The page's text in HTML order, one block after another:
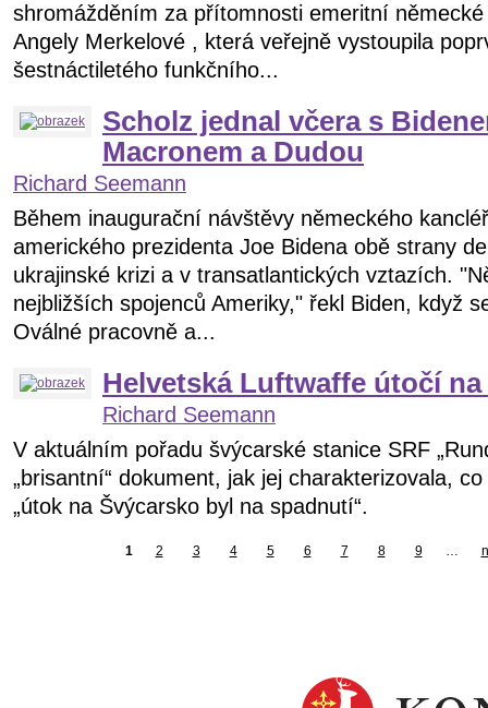
shromážděním za přítomnosti emeritní
Angely Merkelové , která veřejně vystoupila
šestnáctiletého funkčního...
Scholz jednal včera s
Macronem a Dudou
Richard Seemann
Během inaugurační návštěvy německého
amerického prezidenta Joe Bidena obě strany
ukrajinské krizi a v transatlantických vztazích.
nejbližších spojenců Ameriky," řekl Biden, když
Oválné pracovně a...
Helvetská Luftwaffe útočí na
Richard Seemann
V aktuálním pořadu švýcarské stanice SRF
„brisantní“ dokument, jak jej charakterizovala,
„útok na Švýcarsko byl na spadnutí“.
1 2 3 4 5 6 7 8 9 …